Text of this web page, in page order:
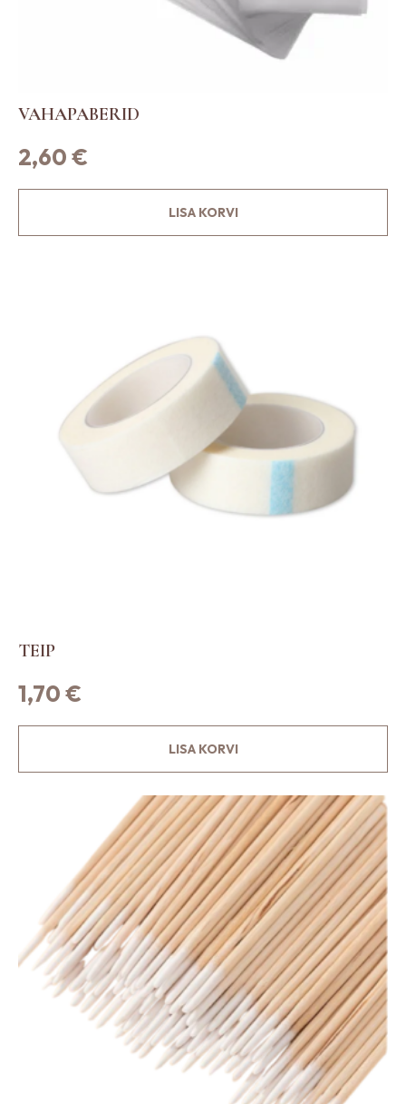
VAHAPABERID
2,60€
LISA KORVI
TEIP
1,70€
LISA KORVI